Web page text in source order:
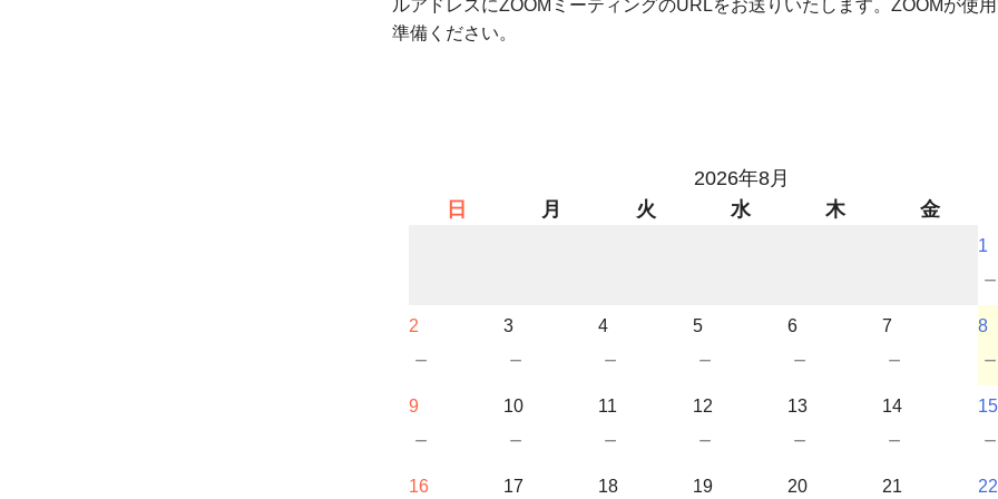
ルアドレスにZOOMミーティングのURLをお送りいたします。ZOOMが使
準備ください。
2026年8月
日
月 火 水 木 金
1
－
2
－
3
－
4
－
5
－
6
－
7
－
8
－
9
－
10
－
11
－
12
－
13
－
14
－
15
－
16 17 18 19 20 21 22